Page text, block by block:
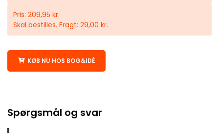
Pris: 209,95 kr.
Skal bestilles. Fragt: 29,00 kr.
KØB NU HOS BOG&IDÉ
Spørgsmål og svar